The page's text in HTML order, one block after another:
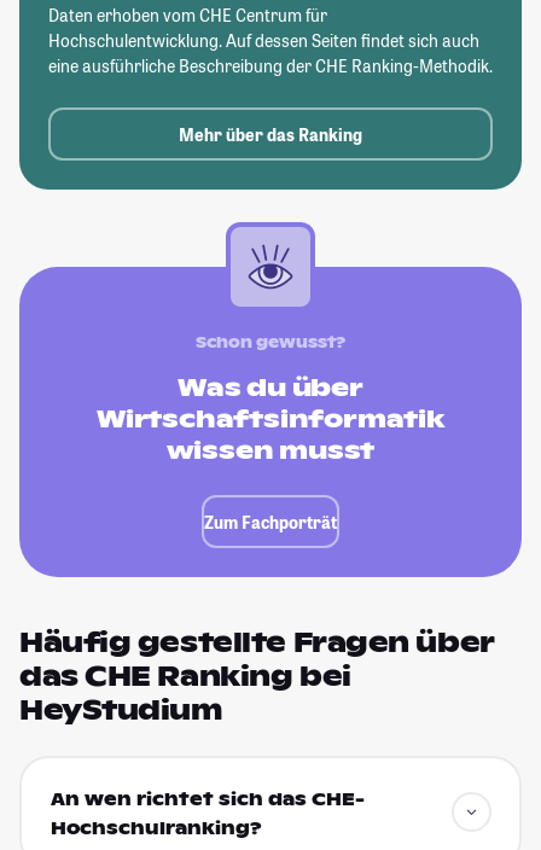
Daten erhoben vom CHE Centrum für
Hochschulentwicklung. Auf dessen Seiten findet sich auch
eine ausführliche Beschreibung der CHE Ranking-Methodik.
Mehr über das Ranking
Schon gewusst?
Was du über
Wirtschaftsinformatik
wissen musst
Zum Fachporträt
Häufig gestellte Fragen über
das CHE Ranking bei
HeyStudium
An wen richtet sich das CHE-
Hochschulranking?